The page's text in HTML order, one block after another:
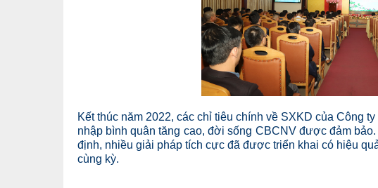
Kết thúc năm 2022, các chỉ tiêu chính về SXKD của Công
nhập bình quân tăng cao, đời sống CBCNV được đảm
định, nhiều giải pháp tích cực đã được triển khai có hiệu
cùng kỳ.